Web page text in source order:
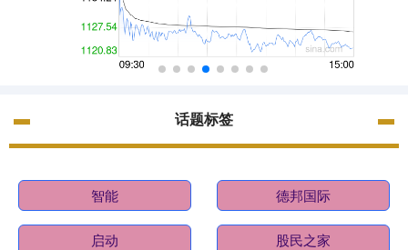
话题标签
智能 德邦国际
启动 股民之家